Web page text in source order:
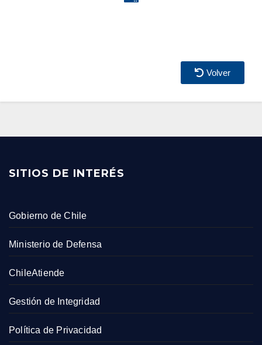
Volver
SITIOS DE INTERÉS
Gobierno de Chile
Ministerio de Defensa
ChileAtiende
Gestión de Integridad
Política de Privacidad